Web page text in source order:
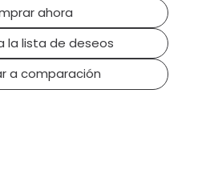
ahora
a comparación
la lista de deseos